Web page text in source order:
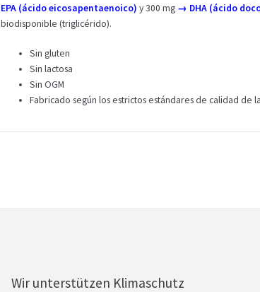
EPA (ácido eicosapentaenoico) y 300 mg → DHA (ácido
biodisponible (triglicérido).
Sin gluten
Sin lactosa
Sin OGM
Fabricado según los estrictos estándares de calidad de
Wir unterstützen Klimaschutz